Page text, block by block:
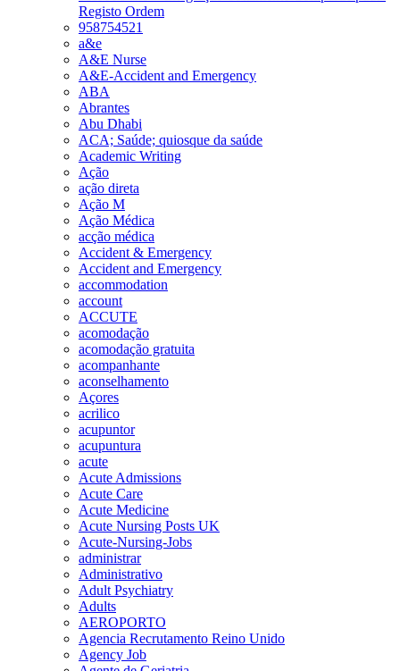
Registo Ordem
958754521
a&e
A&E Nurse
A&E-Accident and Emergency
ABA
Abrantes
Abu Dhabi
ACA; Saúde; quiosque da saúde
Academic Writing
Ação
ação direta
Ação M
Ação Médica
acção médica
Accident & Emergency
Accident and Emergency
accommodation
account
ACCUTE
acomodação
acomodação gratuita
acompanhante
aconselhamento
Açores
acrilico
acupuntor
acupuntura
acute
Acute Admissions
Acute Care
Acute Medicine
Acute Nursing Posts UK
Acute-Nursing-Jobs
administrar
Administrativo
Adult Psychiatry
Adults
AEROPORTO
Agencia Recrutamento Reino Unido
Agency Job